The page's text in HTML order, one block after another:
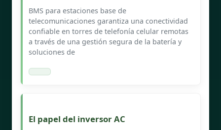
BMS para estaciones base de
telecomunicaciones garantiza una conectividad
confiable en torres de telefonía celular remotas
a través de una gestión segura de la batería y
soluciones de
El papel del inversor AC